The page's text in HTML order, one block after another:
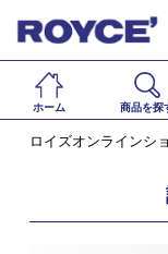
ホーム 商品を探
ロイズオンラインシ